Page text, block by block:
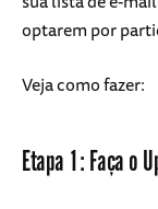
optarem por
Veja como fazer:
Etapa 1: Faça o